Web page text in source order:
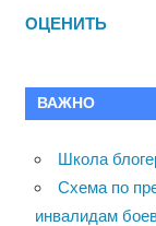
ОЦЕНИТЬ
ВАЖНО
Школа
Схема по
инвалидам